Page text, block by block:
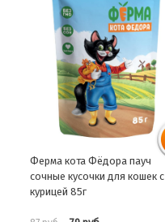
Ферма кота Фёдора пауч
сочные кусочки для кошек с
курицей 85г